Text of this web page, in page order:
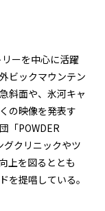
ーを中心に活躍
ビックマウンテン
斜面や、氷河キャ
の映像を発表す
「POWDER
グクリニックやツ
上を図るととも
を提唱している。